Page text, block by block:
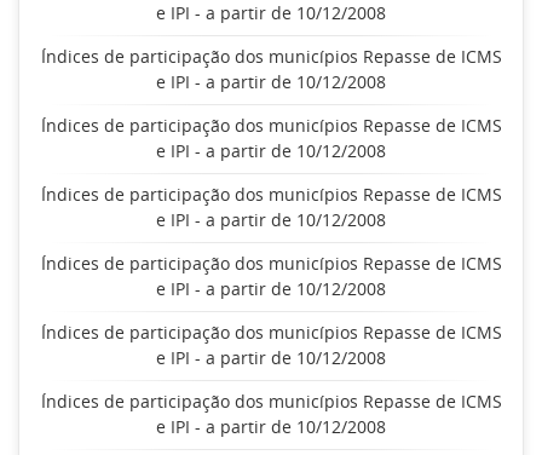
e IPI - a partir de 10/12/2008
Índices de participação dos municípios Repasse de ICMS
e IPI - a partir de 10/12/2008
Índices de participação dos municípios Repasse de ICMS
e IPI - a partir de 10/12/2008
Índices de participação dos municípios Repasse de ICMS
e IPI - a partir de 10/12/2008
Índices de participação dos municípios Repasse de ICMS
e IPI - a partir de 10/12/2008
Índices de participação dos municípios Repasse de ICMS
e IPI - a partir de 10/12/2008
Índices de participação dos municípios Repasse de ICMS
e IPI - a partir de 10/12/2008